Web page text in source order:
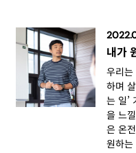
내가
우리
하며
는 일’
을 느
은 온
원하